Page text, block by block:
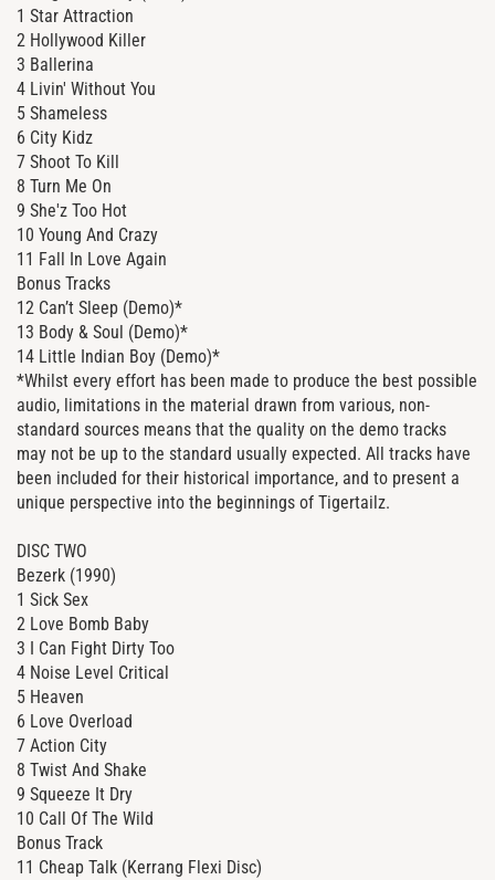
1 Star Attraction
2 Hollywood Killer
3 Ballerina
4 Livin' Without You
5 Shameless
6 City Kidz
7 Shoot To Kill
8 Turn Me On
9 She'z Too Hot
10 Young And Crazy
11 Fall In Love Again
Bonus Tracks
12 Can’t Sleep (Demo)*
13 Body & Soul (Demo)*
14 Little Indian Boy (Demo)*
*Whilst every effort has been made to produce the best possible
audio, limitations in the material drawn from various, non-
standard sources means that the quality on the demo tracks
may not be up to the standard usually expected. All tracks have
been included for their historical importance, and to present a
unique perspective into the beginnings of Tigertailz.
DISC TWO
Bezerk (1990)
1 Sick Sex
2 Love Bomb Baby
3 I Can Fight Dirty Too
4 Noise Level Critical
5 Heaven
6 Love Overload
7 Action City
8 Twist And Shake
9 Squeeze It Dry
10 Call Of The Wild
Bonus Track
11 Cheap Talk (Kerrang Flexi Disc)